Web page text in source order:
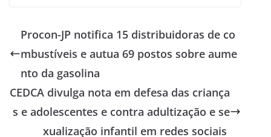
Procon-JP notifica 15 distribuidoras de co
mbustíveis e autua 69 postos sobre aume
nto da gasolina
CEDCA divulga nota em defesa das criança
s e adolescentes e contra adultização e se
xualização infantil em redes sociais